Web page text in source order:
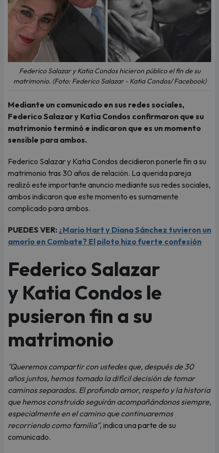
Federico Salazar y Katia Condos hicieron público el fin de su
matrimonio. (Foto: Federico Salazar - Katia Condos/ Facebook)
Mediante un comunicado en sus redes sociales,
Federico Salazar y Katia Condos confirmaron que su
matrimonio terminó e indicaron que es un momento
sensible para ambos.
Federico Salazar y Katia Condos decidieron ponerle fin a su
matrimonio tras 30 años de relación. La querida pareja
realizó este importante anuncio mediante sus redes sociales,
ambos indicaron que este momento es sumamente
complicado para ambos.
PUEDES VER: ¿Mario Hart y Diana Sánchez tuvieron un
amorío en Combate? El piloto hizo fuerte confesión
Federico Salazar
y Katia Condos le
pusieron fin a su
matrimonio
"Queremos compartir con ustedes que, después de 30
años juntos, hemos tomado la difícil decisión de tomar
caminos separados. El profundo amor, respeto y la historia
que hemos construido seguirán acompañándonos siempre,
especialmente en el camino que continuaremos
recorriendo como familia", indica una parte de su
comunicado.